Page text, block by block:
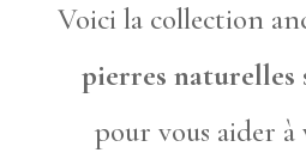
Voici la collection
pierres naturelles
pour vous aider à